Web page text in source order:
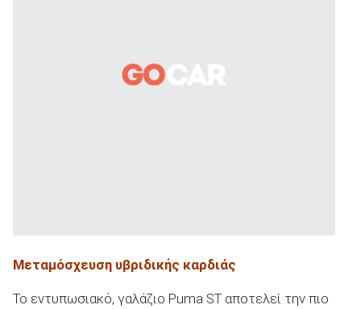
Μεταμόσχευση υβριδικής καρδιάς
Το εντυπωσιακό, γαλάζιο Puma ST αποτελεί την πιο